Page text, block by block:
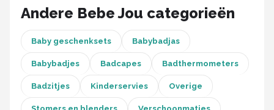
Little Dutch
Happy Horse
Soft Touch
FRIGG
Andere Bebe Jou categorieën
Baby geschenksets Babybadjas
Babybadjes Badcapes Badthermometers
Badzitjes Kinderservies Overige